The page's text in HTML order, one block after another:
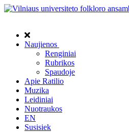
Naujienos
Renginiai
Rubrikos
Spaudoje
Apie Ratilio
Muzika
Leidiniai
Nuotraukos
EN
Susisiek